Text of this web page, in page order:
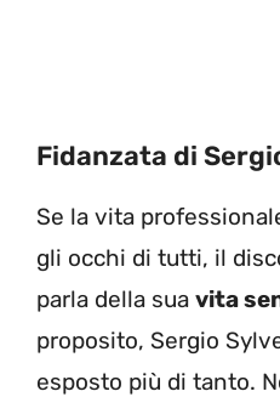
Fidanzata di
Se la vita
gli occhi di tutti, il
parla della sua vita
proposito, Sergio
esposto più di tanto.